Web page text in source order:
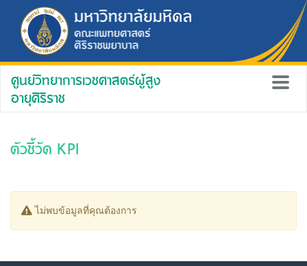
ศูนย์วิทยาการเวชศาสตร์ผู้สูง
อายุศิริราช
ตัวชี้วัด KPI
ไม่พบข้อมูลที่คุณต้องการ